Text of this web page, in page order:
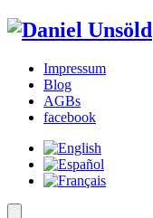
Impressum
Blog
AGBs
facebook